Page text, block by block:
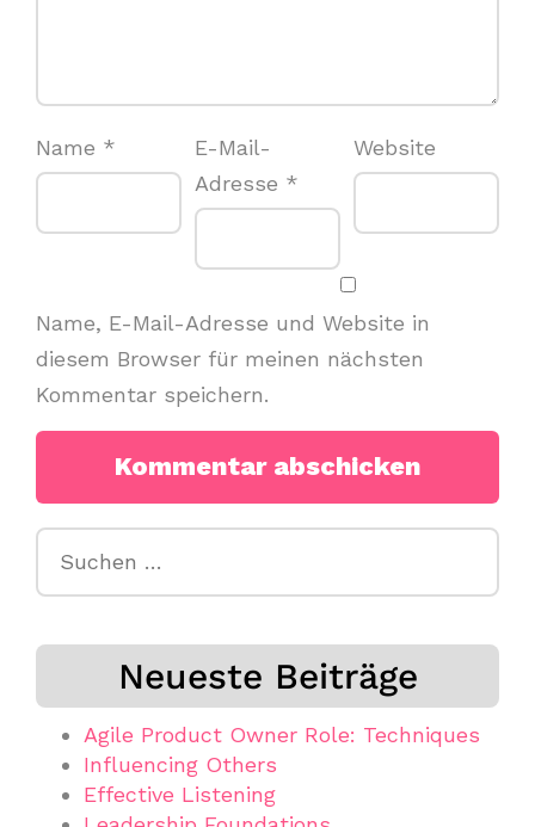
Name *
E-Mail-
Adresse *
Website
Name, E-Mail-Adresse und Website in
diesem Browser für meinen nächsten
Kommentar speichern.
Neueste Beiträge
Agile Product Owner Role: Techniques
Influencing Others
Effective Listening